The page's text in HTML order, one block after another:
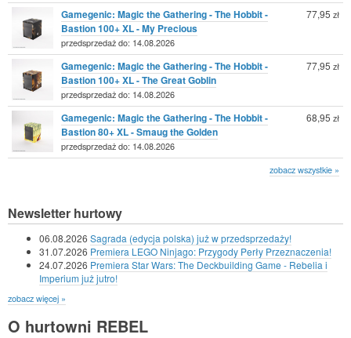
Gamegenic: Magic the Gathering - The Hobbit -
Bastion 100+ XL - My Precious
przedsprzedaż do: 14.08.2026
77,95 zł
Gamegenic: Magic the Gathering - The Hobbit -
Bastion 100+ XL - The Great Goblin
przedsprzedaż do: 14.08.2026
77,95 zł
Gamegenic: Magic the Gathering - The Hobbit -
Bastion 80+ XL - Smaug the Golden
przedsprzedaż do: 14.08.2026
68,95 zł
zobacz wszystkie »
Newsletter hurtowy
06.08.2026 Sagrada (edycja polska) już w przedsprzedaży!
31.07.2026 Premiera LEGO Ninjago: Przygody Perły Przeznaczenia!
24.07.2026 Premiera Star Wars: The Deckbuilding Game - Rebelia i
Imperium już jutro!
zobacz więcej »
O hurtowni REBEL